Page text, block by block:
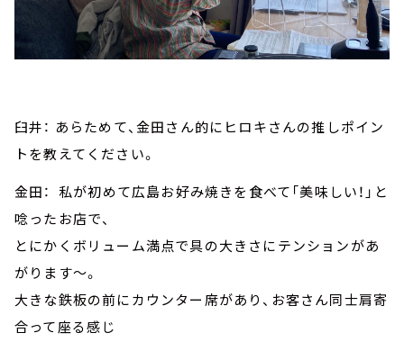
臼井： あらためて、金田さん的にヒロキさんの推しポイン
トを教えてください。
金田： 私が初めて広島お好み焼きを食べて「美味しい！」と
唸ったお店で、
とにかくボリューム満点で具の大きさにテンションがあ
がります～。
大きな鉄板の前にカウンター席があり、お客さん同士肩寄
合って座る感じ